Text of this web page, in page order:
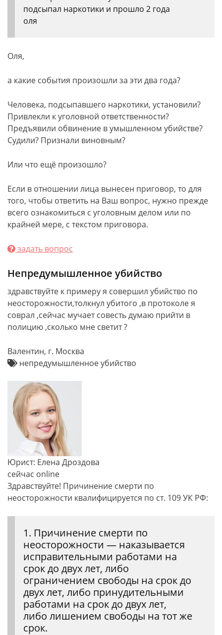
подсыпал наркотики и прошло 2 года
оля
Оля,
а какие события произошли за эти два года?
Человека, подсыпавшего наркотики, установили?
Привлекли к уголовной ответственности?
Предъявили обвинение в умышленном убийстве?
Судили? Признали виновным?
Или что ещё произошло?
Если в отношении лица вынесен приговор, то для
того, чтобы ответить на Ваш вопрос, нужно прежде
всего ознакомиться с уголовным делом или по
крайней мере, с текстом приговора.
задать вопрос
Непредумышленное убийство
здравствуйте к примеру я совершил убийство по
неосторожности,толкнул убитого ,в протоколе я
соврал ,сейчас мучает совесть думаю прийти в
полицию ,сколько мне светит ?
Валентин, г. Москва
непредумышленное убийство
Юрист: Елена Дроздова
сейчас online
Здравствуйте! Причинение смерти по
неосторожности квалифицируется по ст. 109 УК РФ:
1. Причинение смерти по
неосторожности — наказывается
исправительными работами на
срок до двух лет, либо
ограничением свободы на срок до
двух лет, либо принудительными
работами на срок до двух лет,
либо лишением свободы на тот же
срок.